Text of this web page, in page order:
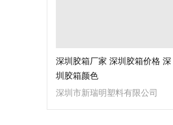
深圳胶箱厂家 深圳胶箱价格 深
圳胶箱颜色
深圳市新瑞明塑料有限公司